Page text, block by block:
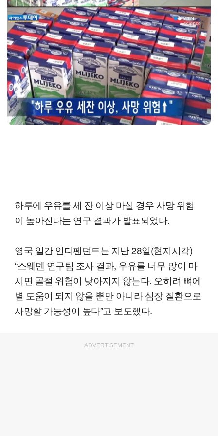
하루에 우유를 세 잔 이상 마실 경우 사망 위험
이 높아진다는 연구 결과가 발표되었다.
영국 일간 인디펜던트는 지난 28일(현지시각)
“스웨덴 연구팀 조사 결과, 우유를 너무 많이 마
시면 골절 위험이 낮아지지 않는다. 오히려 뼈에
별 도움이 되지 않을 뿐만 아니라 심장 질환으로
사망할 가능성이 높다”고 보도했다.
ADVERTISEMENT